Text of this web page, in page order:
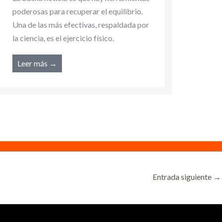
poderosas para recuperar el equilibrio.
Una de las más efectivas, respaldada por
la ciencia, es el ejercicio físico.
Leer más →
Entrada siguiente →